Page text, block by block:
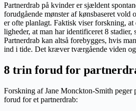
Partnerdrab på kvinder er sjældent
forudgående mønster af kønsbaseret vold
er ofte planlagt. Faktisk viser forskning, at
ligheder, at man har identificeret 8 stadier,
Partnerdrab kan altså forebygges, hvis
ind i tide. Det kræver tværgående viden
8 trin forud for
Forskning af Jane Monckton-Smith peger
forud for et partnerdrab: